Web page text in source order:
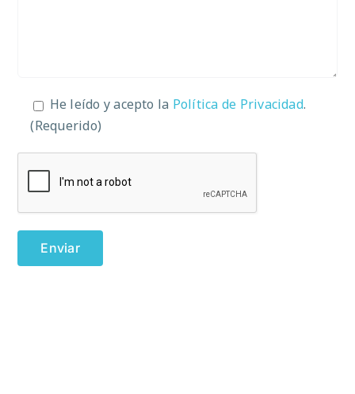
He leído y acepto la Política de Privacidad.
(Requerido)